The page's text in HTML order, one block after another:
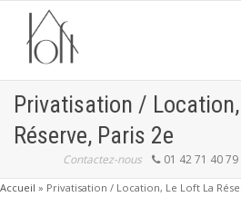
Privatisation /
Réserve, Paris 2e
Contactez-nous 01 42 71 40
Accueil » Privatisation / Location, Le Loft La